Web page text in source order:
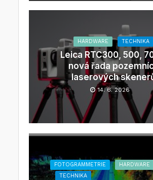
HARDWARE TECHNIKA
Leica RTC300, 500,
nová řada
laserových
14. 6. 2026
FOTOGRAMMETRIE
HARDWARE
TECHNIKA